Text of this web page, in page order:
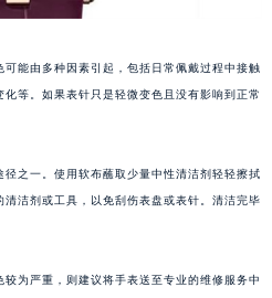
能由多种因素引起，包括日常佩戴过程中接触
等。如果表针只是轻微变色且没有影响到正常
之一。使用软布蘸取少量中性清洁剂轻轻擦拭
洁剂或工具，以免刮伤表盘或表针。清洁完毕
为严重，则建议将手表送至专业的维修服务中